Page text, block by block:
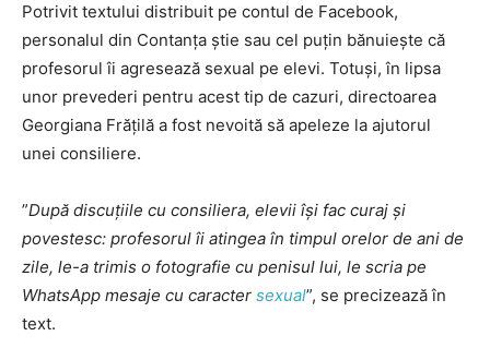
Potrivit textului distribuit pe contul de Facebook,
personalul din Contanța știe sau cel puțin bănuiește că
profesorul îi agresează sexual pe elevi. Totuși, în lipsa
unor prevederi pentru acest tip de cazuri, directoarea
Georgiana Frățilă a fost nevoită să apeleze la ajutorul
unei consiliere.
”După discuțiile cu consiliera, elevii își fac curaj și
povestesc: profesorul îi atingea în timpul orelor de ani de
zile, le-a trimis o fotografie cu penisul lui, le scria pe
WhatsApp mesaje cu caracter sexual”, se precizează în
text.